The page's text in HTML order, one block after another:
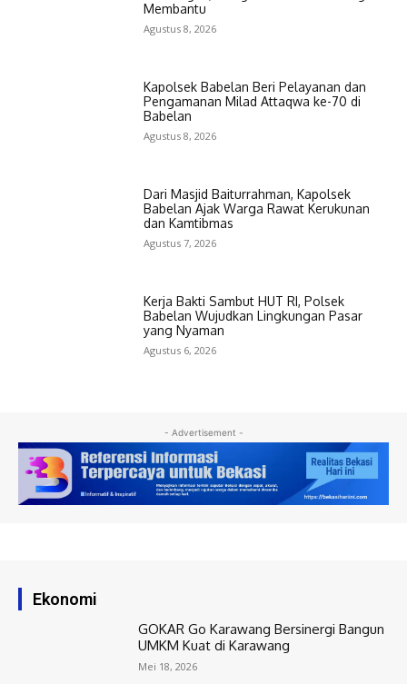
Membantu
Agustus 8, 2026
Kapolsek Babelan Beri Pelayanan dan
Pengamanan Milad Attaqwa ke-70 di
Babelan
Agustus 8, 2026
Dari Masjid Baiturrahman, Kapolsek
Babelan Ajak Warga Rawat Kerukunan
dan Kamtibmas
Agustus 7, 2026
Kerja Bakti Sambut HUT RI, Polsek
Babelan Wujudkan Lingkungan Pasar
yang Nyaman
Agustus 6, 2026
- Advertisement -
Ekonomi
GOKAR Go Karawang Bersinergi Bangun
UMKM Kuat di Karawang
Mei 18, 2026